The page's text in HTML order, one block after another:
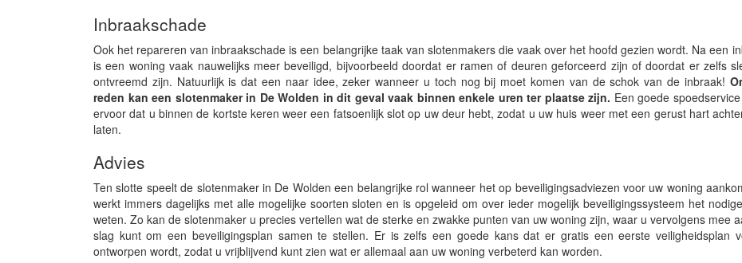
Inbraakschade
Ook het repareren van inbraakschade is een belangrijke taak van slotenmakers die vaak over het hoofd gezien wordt. Na een
is een woning vaak nauwelijks meer beveiligd, bijvoorbeeld doordat er ramen of deuren geforceerd zijn of doordat er zelfs
ontvreemd zijn. Natuurlijk is dat een naar idee, zeker wanneer u toch nog bij moet komen van de schok van de inbraak!
reden kan een slotenmaker in De Wolden in dit geval vaak binnen enkele uren ter plaatse zijn. Een goede
ervoor dat u binnen de kortste keren weer een fatsoenlijk slot op uw deur hebt, zodat u uw huis weer met een gerust hart
laten.
Advies
Ten slotte speelt de slotenmaker in De Wolden een belangrijke rol wanneer het op beveiligingsadviezen voor uw woning
werkt immers dagelijks met alle mogelijke soorten sloten en is opgeleid om over ieder mogelijk beveiligingssysteem het
weten. Zo kan de slotenmaker u precies vertellen wat de sterke en zwakke punten van uw woning zijn, waar u vervolgens mee
slag kunt om een beveiligingsplan samen te stellen. Er is zelfs een goede kans dat er gratis een eerste veiligheidsplan
ontworpen wordt, zodat u vrijblijvend kunt zien wat er allemaal aan uw woning verbeterd kan worden.